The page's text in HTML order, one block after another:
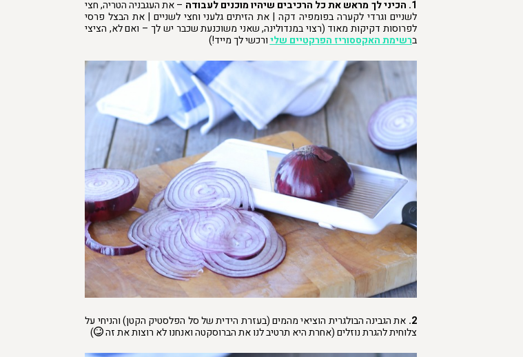
1. הכיני לך מראש את כל הרכיבים שיהיו מוכנים לעבודה – את העגבניה הטריה, חצי
לשניים וגרדי לקערה בפומפיה דקה | את הזיתים גלעני וחצי לשניים | את הבצל פרסי
לפרוסות דקיקות מאוד (רצוי במנדולינה, שאני משוכנעת שכבר יש לך – ואם לא, הציצי
ברשימת האקססוריז הפרקטיים שליורכשי לך מייד!)
2. את הגבינה הבולגרית הוציאי מהמים (בעזרת הידית של סל הפלסטיק הקטן) והניחי על
צלוחית להגרת נוזלים (אחרת היא תרטיב לנו את הברוסקטה ואנחנו לא רוצות את זה
)